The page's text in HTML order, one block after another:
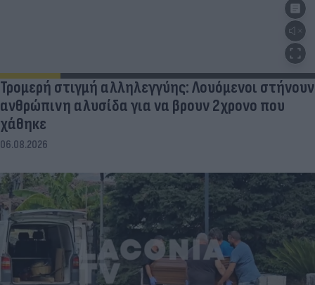
Τρομερή στιγμή αλληλεγγύης: Λουόμενοι στήνουν
ανθρώπινη αλυσίδα για να βρουν 2χρονο που
χάθηκε
06.08.2026